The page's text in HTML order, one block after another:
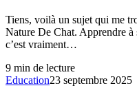
Tiens, voilà un sujet qui me
Nature De Chat. Apprendre à
c’est vraiment…
9 min de lecture
Education23 septembre 2025